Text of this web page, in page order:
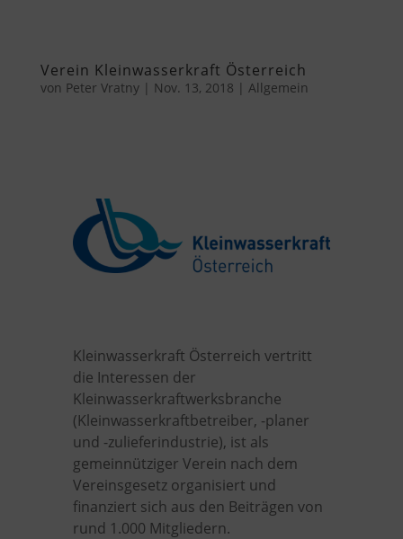
Verein Kleinwasserkraft Österreich
von Peter Vratny| Nov. 13, 2018 | Allgemein
Kleinwasserkraft Österreich vertritt
die Interessen der
Kleinwasserkraftwerksbranche
(Kleinwasserkraftbetreiber, -planer
und -zulieferindustrie), ist als
gemeinnütziger Verein nach dem
Vereinsgesetz organisiert und
finanziert sich aus den Beiträgen von
rund 1.000 Mitgliedern.